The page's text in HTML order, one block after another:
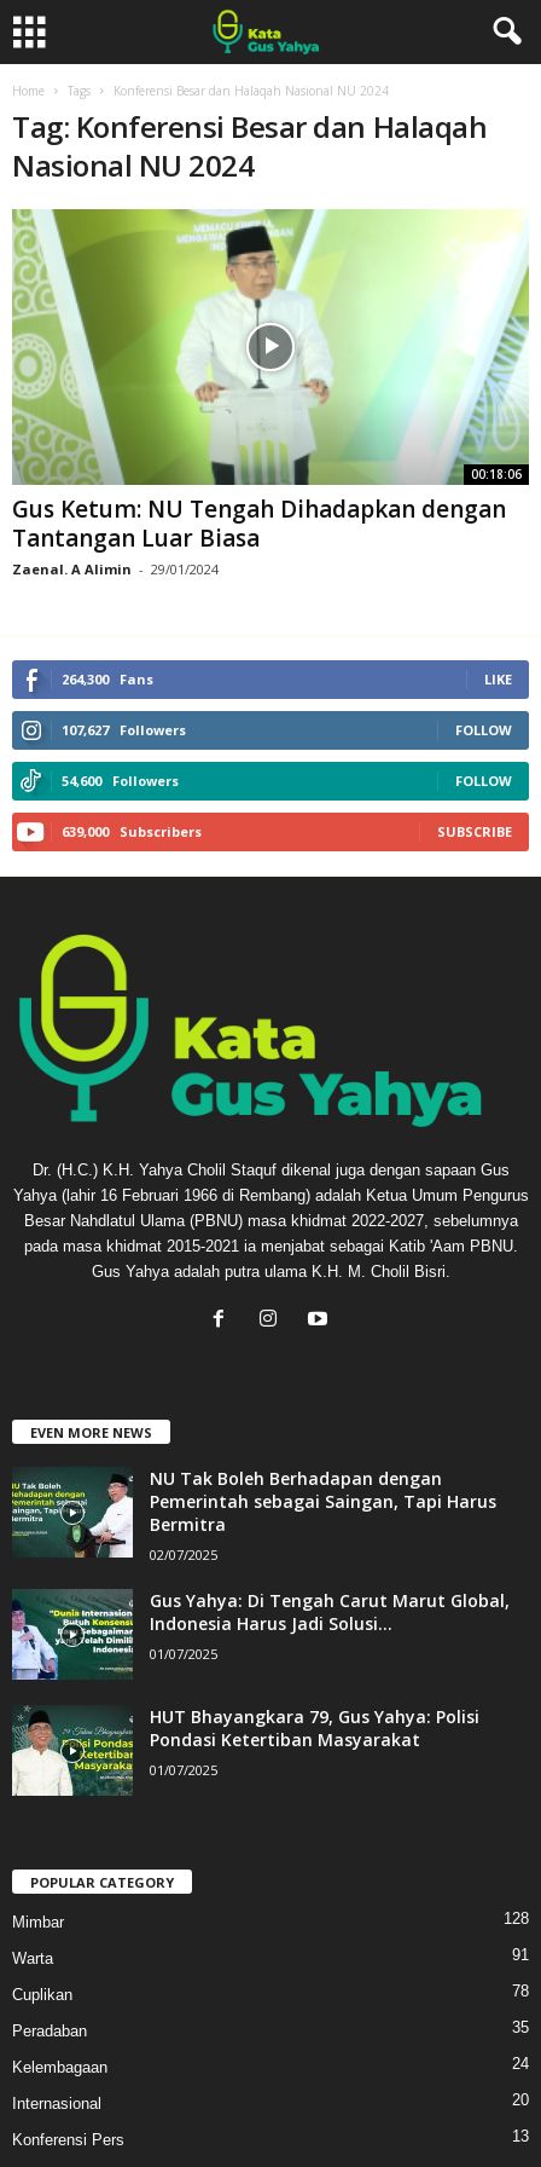
Home Tags Konferensi Besar dan Halaqah Nasional NU 2024
Tag: Konferensi Besar dan Halaqah
Nasional NU 2024
00:18:06
Gus Ketum: NU Tengah Dihadapkan dengan
Tantangan Luar Biasa
Zaenal. A Alimin - 29/01/2024
264,300 Fans LIKE
107,627 Followers FOLLOW
54,600 Followers FOLLOW
639,000 Subscribers SUBSCRIBE
Dr. (H.C.) K.H. Yahya Cholil Staquf dikenal juga dengan sapaan Gus
Yahya (lahir 16 Februari 1966 di Rembang) adalah Ketua Umum Pengurus
Besar Nahdlatul Ulama (PBNU) masa khidmat 2022-2027, sebelumnya
pada masa khidmat 2015-2021 ia menjabat sebagai Katib 'Aam PBNU.
Gus Yahya adalah putra ulama K.H. M. Cholil Bisri.
EVEN MORE NEWS
NU Tak Boleh Berhadapan dengan
Pemerintah sebagai Saingan, Tapi Harus
Bermitra
02/07/2025
Gus Yahya: Di Tengah Carut Marut Global,
Indonesia Harus Jadi Solusi...
01/07/2025
HUT Bhayangkara 79, Gus Yahya: Polisi
Pondasi Ketertiban Masyarakat
01/07/2025
POPULAR CATEGORY
Mimbar 128
Warta 91
Cuplikan 78
Peradaban 35
Kelembagaan 24
Internasional 20
Konferensi Pers 13